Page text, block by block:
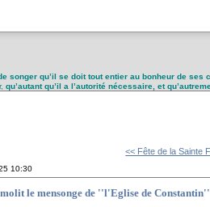
songer qu’il se doit tout entier au bonheur de
qu’autant qu’il a l’autorité nécessaire, et
<< Fête de la Sainte
10:30
le mensonge de ''l'Eglise de Constantin''